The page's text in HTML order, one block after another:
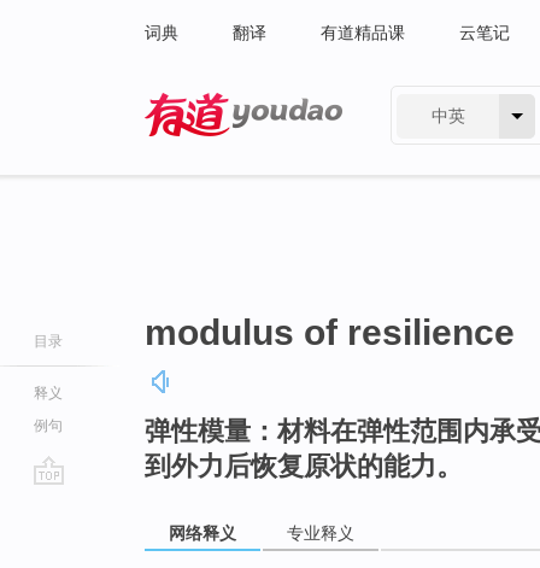
词典 翻译 有道精品课 云笔记
中英
目录
释义
例句
modulus of resilience
弹性模量：材料在弹性范围内承
到外力后恢复原状的能力。
网络释义 专业释义